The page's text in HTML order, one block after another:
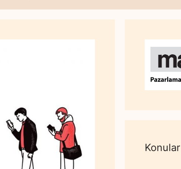
Konular